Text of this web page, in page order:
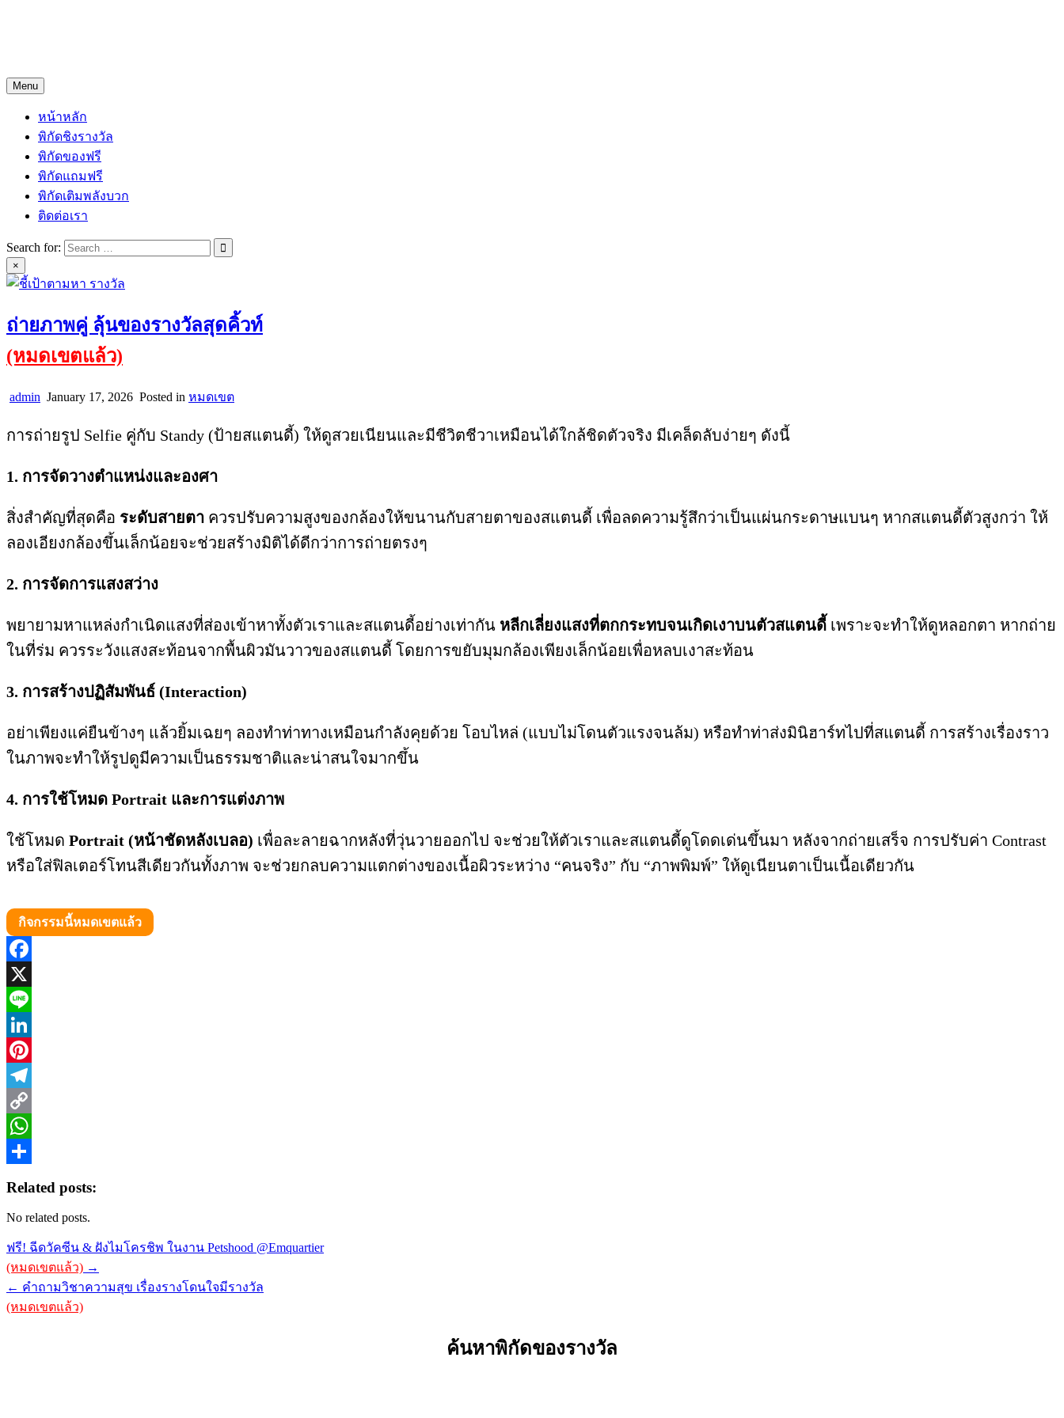
Menu
หน้าหลัก
พิกัดชิงรางวัล
พิกัดของฟรี
พิกัดแถมฟรี
พิกัดเติมพลังบวก
ติดต่อเรา
Search for:
×
ถ่ายภาพคู่ ลุ้นของรางวัลสุดคิ้วท์
(หมดเขตแล้ว)
admin January 17, 2026 Posted in หมดเขต
การถ่ายรูป Selfie คู่กับ Standy (ป้ายสแตนดี้) ให้ดูสวยเนียนและมีชีวิตชีวาเหมือนได้ใกล้ชิดตัวจริง มีเคล็ดลับง่ายๆ ดังนี้
1. การจัดวางตำแหน่งและองศา
สิ่งสำคัญที่สุดคือ ระดับสายตา ควรปรับความสูงของกล้องให้ขนานกับสายตาของสแตนดี้ เพื่อลดความรู้สึกว่าเป็นแผ่นกระดาษแบนๆ หากสแตนดี้ตัวสูงกว่า ให้
ลองเอียงกล้องขึ้นเล็กน้อยจะช่วยสร้างมิติได้ดีกว่าการถ่ายตรงๆ
2. การจัดการแสงสว่าง
พยายามหาแหล่งกำเนิดแสงที่ส่องเข้าหาทั้งตัวเราและสแตนดี้อย่างเท่ากัน หลีกเลี่ยงแสงที่ตกกระทบจนเกิดเงาบนตัวสแตนดี้ เพราะจะทำให้ดูหลอกตา หากถ่าย
ในที่ร่ม ควรระวังแสงสะท้อนจากพื้นผิวมันวาวของสแตนดี้ โดยการขยับมุมกล้องเพียงเล็กน้อยเพื่อหลบเงาสะท้อน
3. การสร้างปฏิสัมพันธ์ (Interaction)
อย่าเพียงแค่ยืนข้างๆ แล้วยิ้มเฉยๆ ลองทำท่าทางเหมือนกำลังคุยด้วย โอบไหล่ (แบบไม่โดนตัวแรงจนล้ม) หรือทำท่าส่งมินิฮาร์ทไปที่สแตนดี้ การสร้างเรื่องราว
ในภาพจะทำให้รูปดูมีความเป็นธรรมชาติและน่าสนใจมากขึ้น
4. การใช้โหมด Portrait และการแต่งภาพ
ใช้โหมด Portrait (หน้าชัดหลังเบลอ) เพื่อละลายฉากหลังที่วุ่นวายออกไป จะช่วยให้ตัวเราและสแตนดี้ดูโดดเด่นขึ้นมา หลังจากถ่ายเสร็จ การปรับค่า Contrast
หรือใส่ฟิลเตอร์โทนสีเดียวกันทั้งภาพ จะช่วยกลบความแตกต่างของเนื้อผิวระหว่าง “คนจริง” กับ “ภาพพิมพ์” ให้ดูเนียนตาเป็นเนื้อเดียวกัน
กิจกรรมนี้หมดเขตแล้ว
Facebook
X
Line
LinkedIn
Pinterest
Telegram
Copy
Link
WhatsApp
Related posts:
No related posts.
Post
navigation
ฟรี! ฉีดวัคซีน & ฝังไมโครชิพ ในงาน Petshood @Emquartier
(หมดเขตแล้ว) →
← คำถามวิชาความสุข เรื่องรางโดนใจมีรางวัล
(หมดเขตแล้ว)
ค้นหาพิกัดของรางวัล